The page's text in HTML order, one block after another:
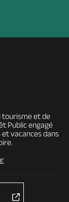
tourisme et de
Public engagé
vacances dans